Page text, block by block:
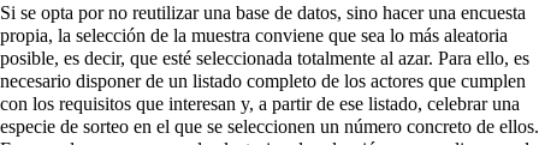
Si se opta por no reutilizar una base de datos, sino hacer una encuesta
propia, la selección de la muestra conviene que sea lo más aleatoria
posible, es decir, que esté seleccionada totalmente al azar. Para ello, es
necesario disponer de un listado completo de los actores que cumplen
con los requisitos que interesan y, a partir de ese listado, celebrar una
especie de sorteo en el que se seleccionen un número concreto de ellos.